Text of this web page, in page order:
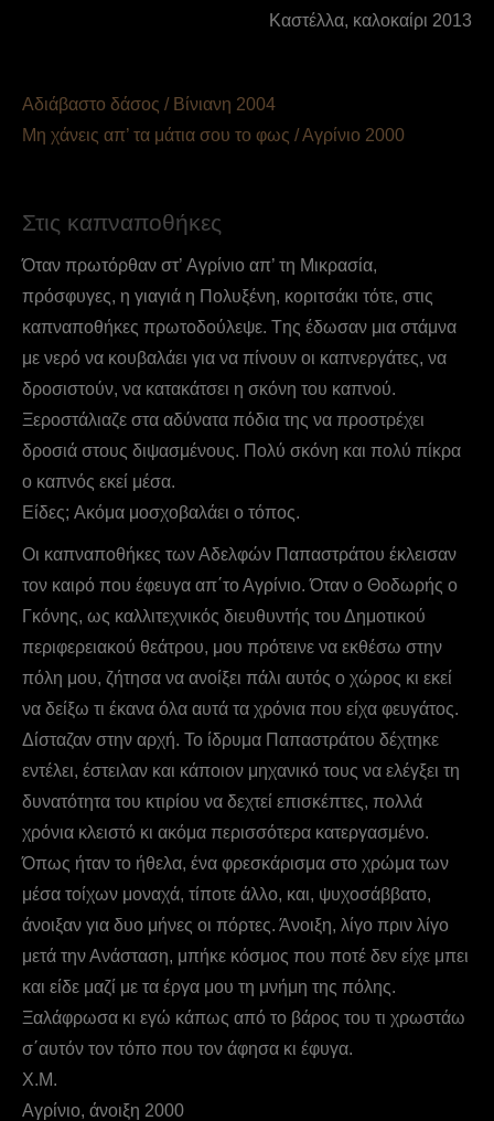
Καστέλλα, καλοκαίρι 2013
Αδιάβαστο δάσος / Βίνιανη 2004
Μη χάνεις απ’ τα μάτια σου το φως / Αγρίνιο 2000
Στις καπναποθήκες
Όταν πρωτόρθαν στ’ Aγρίνιο απ’ τη Mικρασία,
πρόσφυγες, η γιαγιά η Πολυξένη, κοριτσάκι τότε, στις
καπναποθήκες πρωτοδούλεψε. Tης έδωσαν μια στάμνα
με νερό να κουβαλάει για να πίνουν οι καπνεργάτες, να
δροσιστούν, να κατακάτσει η σκόνη του καπνού.
Ξεροστάλιαζε στα αδύνατα πόδια της να προστρέχει
δροσιά στους διψασμένους. Πολύ σκόνη και πολύ πίκρα
ο καπνός εκεί μέσα.
Eίδες; Aκόμα μοσχοβαλάει ο τόπος.
Οι καπναποθήκες των Αδελφών Παπαστράτου έκλεισαν
τον καιρό που έφευγα απ΄το Αγρίνιο. Όταν ο Θοδωρής ο
Γκόνης, ως καλλιτεχνικός διευθυντής του Δημοτικού
περιφερειακού θεάτρου, μου πρότεινε να εκθέσω στην
πόλη μου, ζήτησα να ανοίξει πάλι αυτός ο χώρος κι εκεί
να δείξω τι έκανα όλα αυτά τα χρόνια που είχα φευγάτος.
Δίσταζαν στην αρχή. Το ίδρυμα Παπαστράτου δέχτηκε
εντέλει, έστειλαν και κάποιον μηχανικό τους να ελέγξει τη
δυνατότητα του κτιρίου να δεχτεί επισκέπτες, πολλά
χρόνια κλειστό κι ακόμα περισσότερα κατεργασμένο.
Όπως ήταν το ήθελα, ένα φρεσκάρισμα στο χρώμα των
μέσα τοίχων μοναχά, τίποτε άλλο, και, ψυχοσάββατο,
άνοιξαν για δυο μήνες οι πόρτες. Άνοιξη, λίγο πριν λίγο
μετά την Ανάσταση, μπήκε κόσμος που ποτέ δεν είχε μπει
και είδε μαζί με τα έργα μου τη μνήμη της πόλης.
Ξαλάφρωσα κι εγώ κάπως από το βάρος του τι χρωστάω
σ΄αυτόν τον τόπο που τον άφησα κι έφυγα.
Χ.Μ.
Αγρίνιο, άνοιξη 2000